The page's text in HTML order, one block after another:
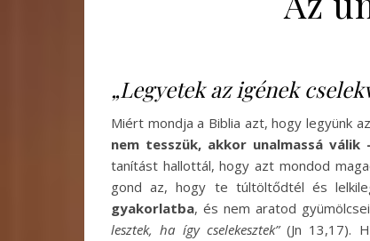
„Legyetek az igének
Miért mondja a Biblia azt, hogy legyünk
nem tesszük, akkor unalmassá válik
tanítást hallottál, hogy azt mondod
gond az, hogy te túltöltődtél és
gyakorlatba, és nem aratod
lesztek, ha így cselekesztek”(Jn 13,17).